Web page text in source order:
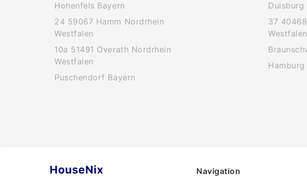
Hohenfels Bayern
24 59067 Hamm Nordrhein
Westfalen
10a 51491 Overath Nordrhein
Westfalen
Puschendorf Bayern
Duisburg
37
Westfalen
Navigation